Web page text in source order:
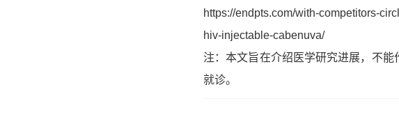
https://endpts.com/with-competitors-
hiv-injectable-cabenuva/
注：本文旨在介绍医学研究进展，不
就诊。